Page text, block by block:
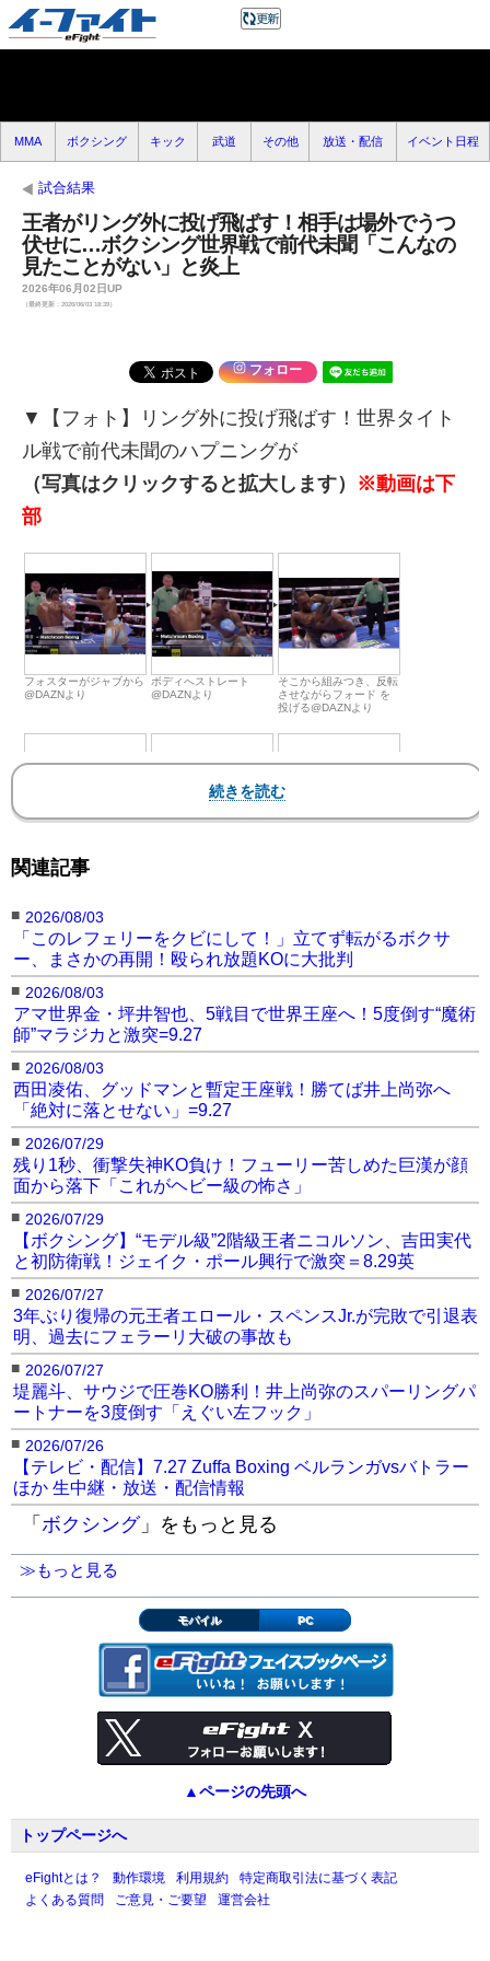
MMA ボクシング キック 武道 その他 放送・配信 イベント日程
試合結果
王者がリング外に投げ飛ばす！相手は場外でうつ
伏せに…ボクシング世界戦で前代未聞「こんなの
見たことがない」と炎上
2026年06月02日UP
（最終更新：2026/06/03 18:39）
フォロー
▼【フォト】リング外に投げ飛ばす！世界タイト
ル戦で前代未聞のハプニングが
（写真はクリックすると拡大します） ※動画は下
部
フォスターがジャブから
@DAZNより
ボディへストレート
@DAZNより
そこから組みつき、反転
させながらフォード を
投げる@DAZNより
ロープを越えたフォード
@DAZNより
【動画】リング外に投げ飛ばす！世界タイトル戦
で前代未聞のハプニングが
O’SHAQUIE FOSTER THROWS RAY FORD
OUT OF THE RING!pic.twitter.com/yVHRvByrHl
— EverythingBoxing | Darshan Desai
(@EverythingBoxi2)May 31, 2026
◀︎ボクシング世界タイトル戦で前代未聞のハプニ
ングの記事にもどる
関連記事
■ 2026/08/03
「このレフェリーをクビにして！」立てず転がるボクサ
ー、まさかの再開！殴られ放題KOに大批判
■ 2026/08/03
アマ世界金・坪井智也、5戦目で世界王座へ！5度倒す“魔術
師”マラジカと激突=9.27
■ 2026/08/03
西田凌佑、グッドマンと暫定王座戦！勝てば井上尚弥へ
「絶対に落とせない」=9.27
■ 2026/07/29
残り1秒、衝撃失神KO負け！フューリー苦しめた巨漢が顔
面から落下「これがヘビー級の怖さ」
■ 2026/07/29
【ボクシング】“モデル級”2階級王者ニコルソン、吉田実代
と初防衛戦！ジェイク・ポール興行で激突＝8.29英
■ 2026/07/27
3年ぶり復帰の元王者エロール・スペンスJr.が完敗で引退表
明、過去にフェラーリ大破の事故も
■ 2026/07/27
堤麗斗、サウジで圧巻KO勝利！井上尚弥のスパーリングパ
ートナーを3度倒す「えぐい左フック」
■ 2026/07/26
【テレビ・配信】7.27 Zuffa Boxing ベルランガvsバトラー
ほか 生中継・放送・配信情報
「 ボクシング」をもっと見る
≫もっと見る
モバイル PC
▲ページの先頭へ
トップページへ
eFightとは？ 動作環境 利用規約
特定商取引法に基づく表記
よくある質問
ご意見・ご要望 運営会社